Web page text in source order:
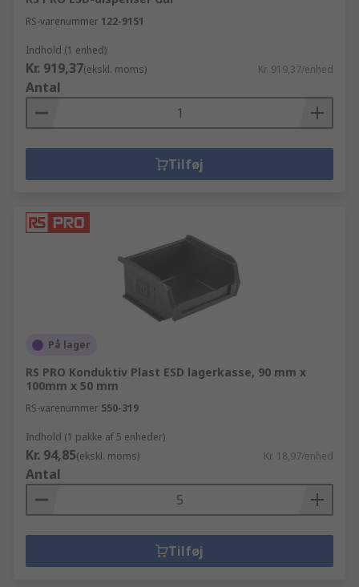
RS-varenummer 122-9151
Indhold (1 enhed)
Kr. 919,37(ekskl. moms) Kr. 919,37/enhed
Antal
Tilføj
På lager
RS PRO Konduktiv Plast ESD lagerkasse, 90 mm x
100mm x 50 mm
RS-varenummer 550-319
Indhold (1 pakke af 5 enheder)
Kr. 94,85(ekskl. moms) Kr. 18,97/enhed
Antal
Tilføj